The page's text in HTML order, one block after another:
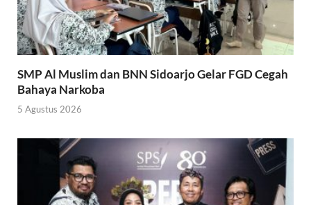
SMP Al Muslim dan BNN Sidoarjo Gelar FGD Cegah
Bahaya Narkoba
5 Agustus 2026